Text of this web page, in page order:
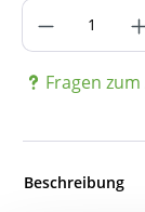
Produkt
Fragen
Beschreibung